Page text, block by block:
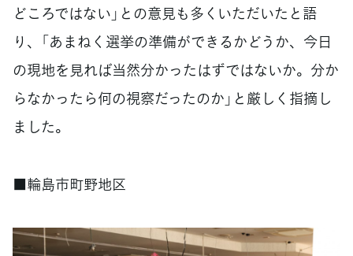
どころではない」との意見も多くいただいたと語
り、「あまねく選挙の準備ができるかどうか、今日
の現地を見れば当然分かったはずではないか。分か
らなかったら何の視察だったのか」と厳しく指摘し
ました。
■輪島市町野地区